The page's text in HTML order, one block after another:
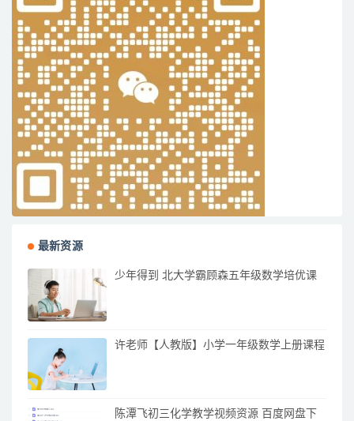
最新资源
少年得到 北大学霸顾森五年级数学培优课
许老师【人教版】小学一年级数学上册课程
陈潭飞初三化学教学视频资源 百度网盘下